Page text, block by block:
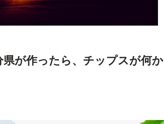
が作ったら、チップスが何か